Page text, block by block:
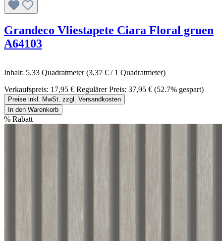
Grandeco Vliestapete Ciara Floral gruen
A64103
Inhalt: 5.33 Quadratmeter(3,37 € / 1 Quadratmeter)
Verkaufspreis: 17,95 € Regulärer Preis: 37,95 € (52.7% gespart)
Preise inkl. MwSt. zzgl. Versandkosten
In den Warenkorb
% Rabatt